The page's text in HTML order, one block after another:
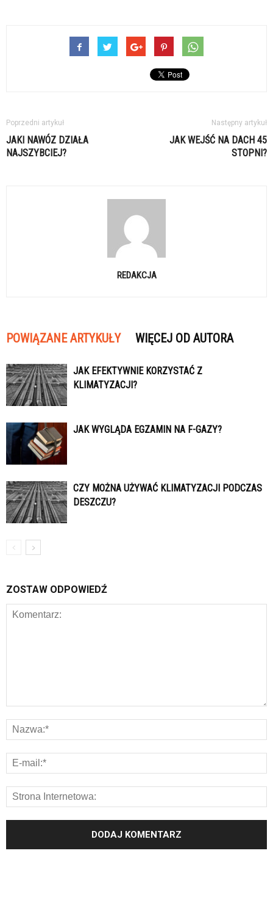
Poprzedni artykuł
JAKI NAWÓZ DZIAŁA
NAJSZYBCIEJ?
Następny artykuł
JAK WEJŚĆ NA DACH 45
STOPNI?
REDAKCJA
POWIĄZANE ARTYKUŁY WIĘCEJ OD AUTORA
JAK EFEKTYWNIE KORZYSTAĆ Z
KLIMATYZACJI?
JAK WYGLĄDA EGZAMIN NA F-GAZY?
CZY MOŻNA UŻYWAĆ KLIMATYZACJI PODCZAS
DESZCZU?
ZOSTAW ODPOWIEDŹ